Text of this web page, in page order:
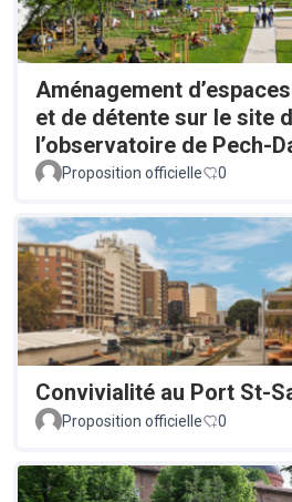
Aménagement
et de détente sur le site
l’observatoire de Pech-
Proposition officielle 0
Convivialité au Port St-
Proposition officielle
0